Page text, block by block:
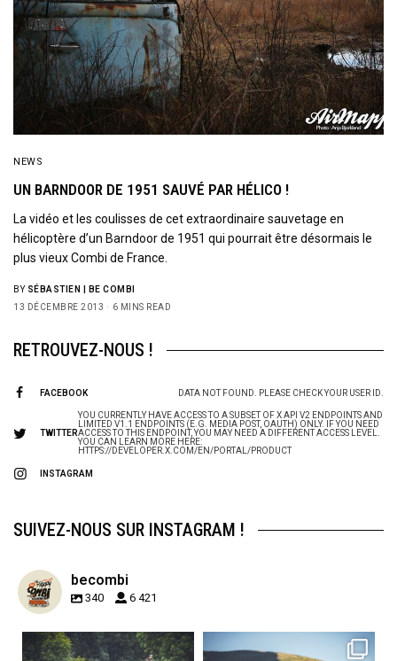
NEWS
UN BARNDOOR DE 1951 SAUVÉ PAR HÉLICO !
La vidéo et les coulisses de cet extraordinaire sauvetage en
hélicoptère d’un Barndoor de 1951 qui pourrait être désormais le
plus vieux Combi de France.
BY SÉBASTIEN | BE COMBI
13 DÉCEMBRE 2013
6 MINS READ
RETROUVEZ-NOUS !
FACEBOOK DATA NOT FOUND. PLEASE CHECK YOUR USER ID.
TWITTER
YOU CURRENTLY HAVE ACCESS TO A SUBSET OF X API V2 ENDPOINTS AND
LIMITED V1.1 ENDPOINTS (E.G. MEDIA POST, OAUTH) ONLY. IF YOU NEED
ACCESS TO THIS ENDPOINT, YOU MAY NEED A DIFFERENT ACCESS LEVEL.
YOU CAN LEARN MORE HERE:
HTTPS://DEVELOPER.X.COM/EN/PORTAL/PRODUCT
INSTAGRAM
SUIVEZ-NOUS SUR INSTAGRAM !
becombi
340 6 421
becombi